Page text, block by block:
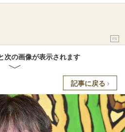
PR
次の画像が表示されます
記事に戻る